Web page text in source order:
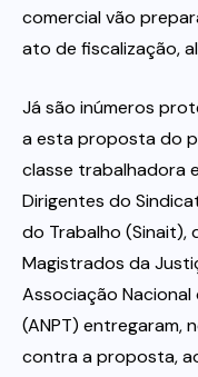
comercial vão
ato de fiscalização,
Já são inúmeros
a esta proposta do
classe trabalhadora
Dirigentes do
do Trabalho (Sinait),
Magistrados da
Associação
(ANPT) entregaram,
contra a proposta,